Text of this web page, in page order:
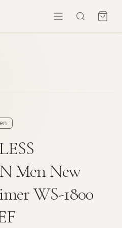
Men New
WS-1800